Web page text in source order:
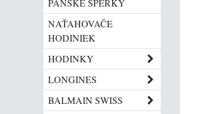
PÁNSKE ŠPERKY
NAŤAHOVAČE
HODINIEK
HODINKY
LONGINES
BALMAIN SWISS